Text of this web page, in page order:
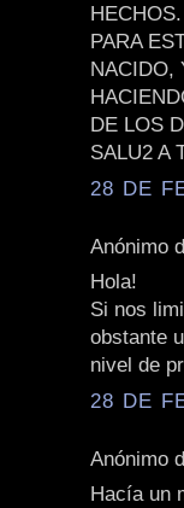
PARA
NACIDO,
DE LOS
SALU2 A
28 DE
Anónimo
Hola!
Si nos
obstante
nivel de
28 DE
Anónimo
Hacía un